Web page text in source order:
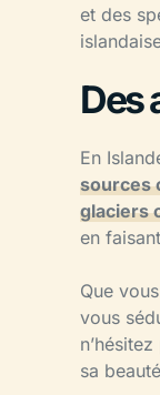
et des
Des
En
sources
glaciers
en
Que
vous
sa